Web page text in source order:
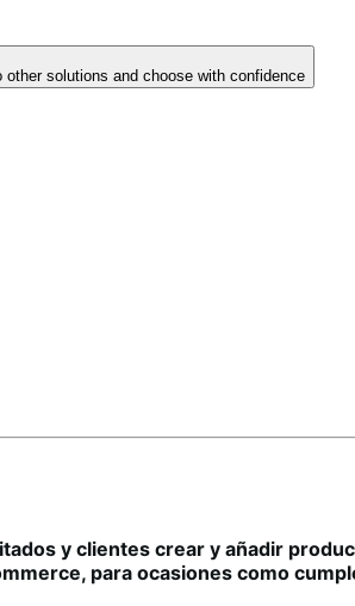
solutions and choose with confidence
y clientes crear y añadir
para ocasiones como